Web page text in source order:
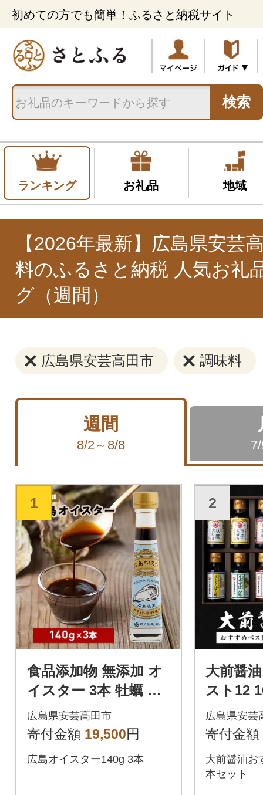
初めての方でも簡単！ふるさと納税サイト
検索
ランキング お礼品 地域
【2026年最新】広島県安芸
料のふるさと納税 人気お礼
グ（週間）
広島県安芸高田市 調味料
週間
8/2～8/8
1
食品添加物 無添加 オ
イスター 3本 牡蠣 調
味料 広島[No5895-057
4]
広島県安芸高田市
寄付金額 19,500円
広島オイスター140g 3本
2
大前醤
スト12
セット
広島県安芸
寄付金額
大前醤油お
本セット